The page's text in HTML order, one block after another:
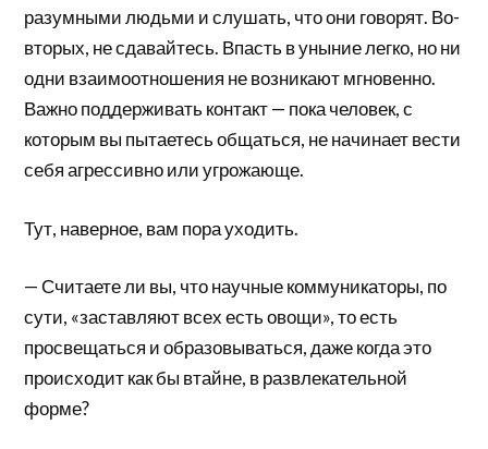
разумными людьми и слушать, что они говорят. Во-
вторых, не сдавайтесь. Впасть в уныние легко, но ни
одни взаимоотношения не возникают мгновенно.
Важно поддерживать контакт — пока человек, с
которым вы пытаетесь общаться, не начинает вести
себя агрессивно или угрожающе.
Тут, наверное, вам пора уходить.
— Считаете ли вы, что научные коммуникаторы, по
сути, «заставляют всех есть овощи», то есть
просвещаться и образовываться, даже когда это
происходит как бы втайне, в развлекательной
форме?